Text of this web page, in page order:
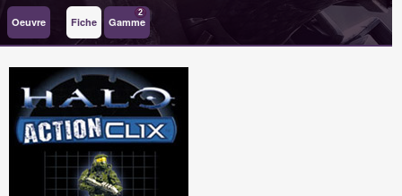
Oeuvre Fiche Gamme
2